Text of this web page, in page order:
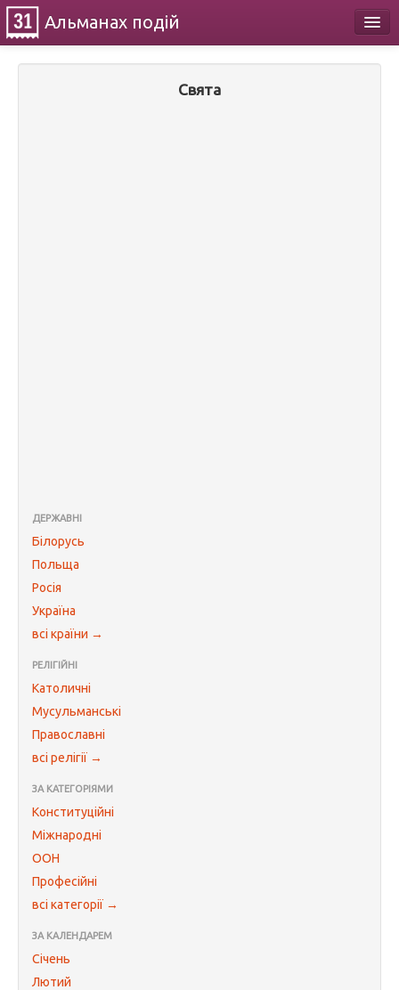
Альманах подій
Свята
ДЕРЖАВНІ
Білорусь
Польща
Росія
Україна
всі країни →
РЕЛІГІЙНІ
Католичні
Мусульманські
Православні
всі релігії →
ЗА КАТЕГОРІЯМИ
Конституційні
Міжнародні
ООН
Професійні
всі категорії →
ЗА КАЛЕНДАРЕМ
Січень
Лютий